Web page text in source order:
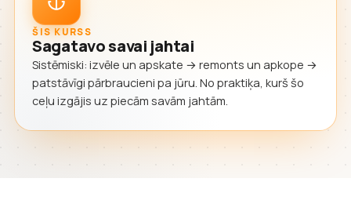
ŠIS KURSS
Sagatavo savai jahtai
Sistēmiski: izvēle un apskate → remonts un apkope →
patstāvīgi pārbraucieni pa jūru. No praktiķa, kurš šo
ceļu izgājis uz piecām savām jahtām.